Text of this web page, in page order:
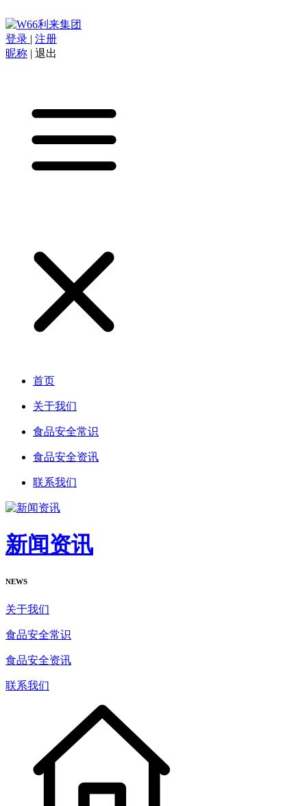
登录 | 注册
昵称 | 退出
首页
关于我们
食品安全常识
食品安全资讯
联系我们
新闻资讯
NEWS
关于我们
食品安全常识
食品安全资讯
联系我们